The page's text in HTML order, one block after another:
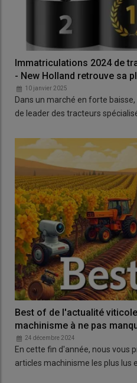
Immatriculations 2024 de
- New Holland retrouve sa
10 janvier 2025
Dans un marché en forte
de leader des tracteurs
Best of de l'actualité
machinisme à ne pas
24 décembre 2024
En cette fin d'année, nous vous
articles machinisme les plus lus